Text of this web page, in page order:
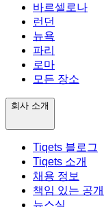
바르셀로나
런던
뉴욕
파리
로마
모든 장소
회사 소개
Tiqets 블로그
Tiqets 소개
채용 정보
책임 있는 공개
뉴스실